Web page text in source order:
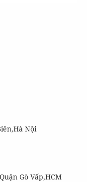
Nội
Gò Vấp,HCM